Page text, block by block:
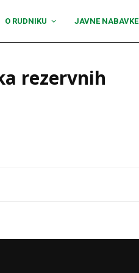
O RUDNIKU JAVNE NABAVKE
rezervnih